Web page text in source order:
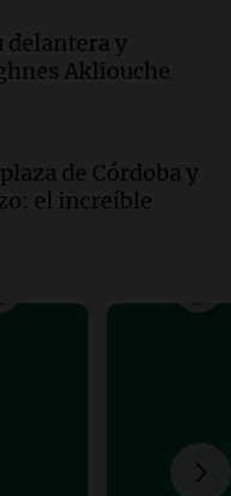
cree que la
año
"Faltó que el
sobre la
y protesta
Rosario contra
debatida en
delantera y
Akliouche
de Córdoba y
el increíble